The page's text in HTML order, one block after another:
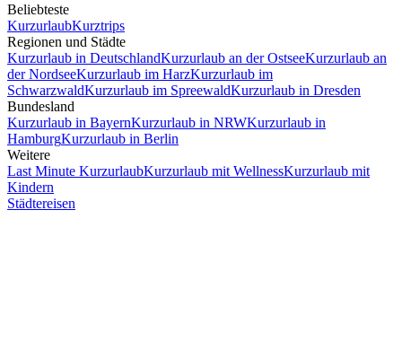
Beliebteste
KurzurlaubKurztrips
Regionen und Städte
Kurzurlaub in DeutschlandKurzurlaub an der OstseeKurzurlaub an
der NordseeKurzurlaub im HarzKurzurlaub im
SchwarzwaldKurzurlaub im SpreewaldKurzurlaub in Dresden
Bundesland
Kurzurlaub in BayernKurzurlaub in NRWKurzurlaub in
HamburgKurzurlaub in Berlin
Weitere
Last Minute KurzurlaubKurzurlaub mit WellnessKurzurlaub mit
Kindern
Städtereisen